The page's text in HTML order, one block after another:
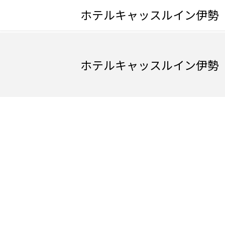
ホテルキャッスルイン伊勢
ホテルキャッスルイン伊勢